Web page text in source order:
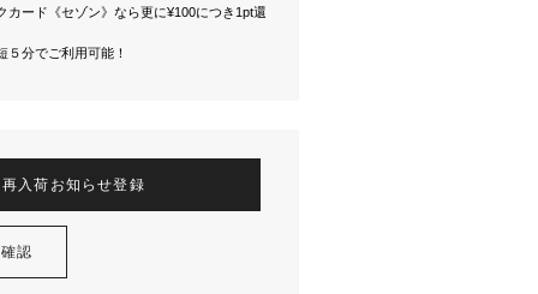
カード《セゾン》なら更に¥100につき1pt還
５分でご利用可能！
再入荷お知らせ登録
認